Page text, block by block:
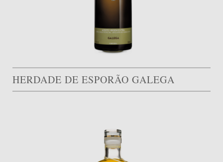
HERDADE DE ESPORÃO GALEGA